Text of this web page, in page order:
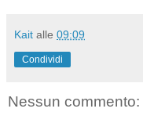
Kait alle 09:09
Condividi
Nessun commento: